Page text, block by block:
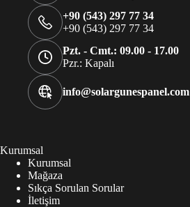
+90 (543) 297 77 34
+90 (543) 297 77 34
Pzt. - Cmt.: 09.00 - 17.00
Pzr.: Kapalı
info@solargunespanel.com
Kurumsal
Kurumsal
Mağaza
Sıkça Sorulan Sorular
İletişim